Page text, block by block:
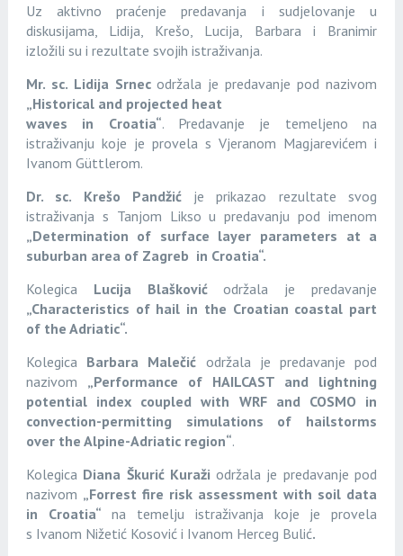
Uz aktivno praćenje predavanja i sudjelovanje u
diskusijama, Lidija, Krešo, Lucija, Barbara i Branimir
izložili su i rezultate svojih istraživanja.
Mr. sc. Lidija Srnecodržala jepredavanje pod nazivom
„Historical and projected heat
waves in Croatia“. Predavanje je temeljeno na
istraživanju koje je provela s Vjeranom Magjarevićem i
Ivanom Güttlerom.
Dr. sc. Krešo Pandžić
jeprikazao rezultate svog
istraživanja s Tanjom Likso u predavanju pod imenom
„Determination of surface layer parameters at a
suburban area of Zagreb in Croatia“.
Kolegica Lucija Blaškovićodržala je predavanje
„Characteristics of hail in the Croatian coastal part
of the Adriatic“.
Kolegica Barbara Malečić održala je predavanje pod
nazivom „Performance of HAILCAST and lightning
potential index coupled with WRF and COSMO in
convection-permitting simulations of hailstorms
over the Alpine-Adriatic region“.
Kolegica Diana Škurić Kuraži održala je predavanje pod
nazivom „Forrest fire risk assessment with soil data
in Croatia“ na temelju istraživanja koje je provela
s Ivanom Nižetić Kosović i Ivanom Herceg Bulić.